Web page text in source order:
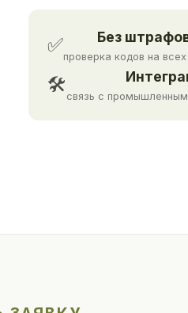
✅ Без
проверка кодов на всех
🛠
связь с